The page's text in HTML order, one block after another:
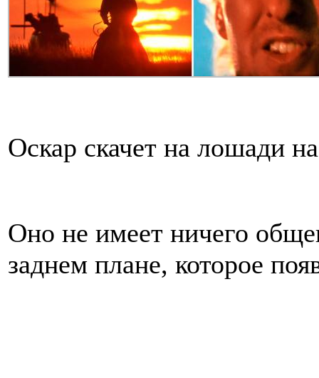
Оскар скачет на лошади
Оно не имеет ничего
заднем плане, которое